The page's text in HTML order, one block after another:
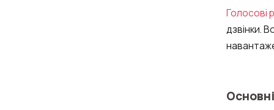
Голосові
дзвінки.
Alternative: